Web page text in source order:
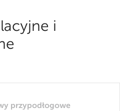
i
przypodłogowe